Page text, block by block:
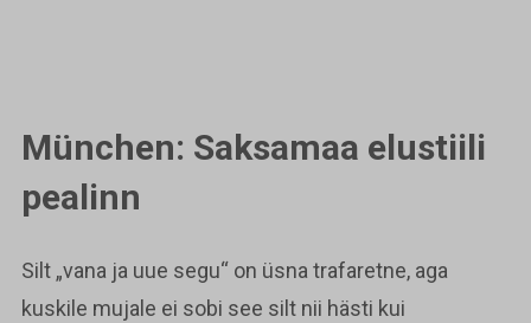
München: Saksamaa elustiili
pealinn
Silt „vana ja uue segu“ on üsna trafaretne, aga
kuskile mujale ei sobi see silt nii hästi kui